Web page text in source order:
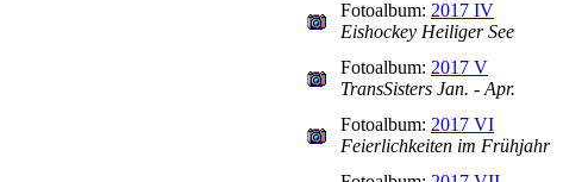
Fotoalbum: 2017 IV
Eishockey Heiliger See
Fotoalbum: 2017 V
TransSisters Jan. - Apr.
Fotoalbum: 2017 VI
Feierlichkeiten im Frühjahr